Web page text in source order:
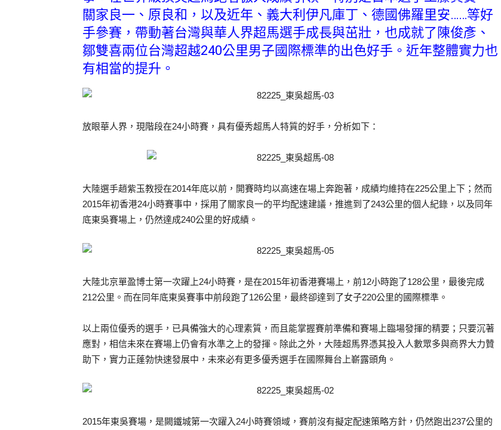
關家良一、原良和，以及近年、義大利伊凡庫丁、德國佛羅里安……等好
手參賽，帶動著台灣與華人界超馬選手成長與茁壯，也成就了陳俊彥、
鄒雙喜兩位台灣超越240公里男子國際標準的出色好手。近年整體實力也
有相當的提升。
放眼華人界，現階段在24小時賽，具有優秀超馬人特質的好手，分析如下：
大陸選手趙紫玉教授在2014年底以前，開賽時均以高速在場上奔跑著，成績均維持在225公里上下；然而
2015年初香港24小時賽事中，採用了關家良一的平均配速建議，推進到了243公里的個人紀錄，以及同年
底東吳賽場上，仍然達成240公里的好成績。
大陸北京單盈博士第一次躍上24小時賽，是在2015年初香港賽場上，前12小時跑了128公里，最後完成
212公里。而在同年底東吳賽事中前段跑了126公里，最終卻達到了女子220公里的國際標準。
以上兩位優秀的選手，已具備強大的心理素質，而且能掌握賽前準備和賽場上臨場發揮的精要；只要沉著
應對，相信未來在賽場上仍會有水準之上的發揮。除此之外，大陸超馬界憑其投入人數眾多與商界大力贊
助下，實力正蓬勃快速發展中，未來必有更多優秀選手在國際舞台上嶄露頭角。
2015年東吳賽場，是闕鐵城第一次躍入24小時賽領域，賽前沒有擬定配速策略方針，仍然跑出237公里的